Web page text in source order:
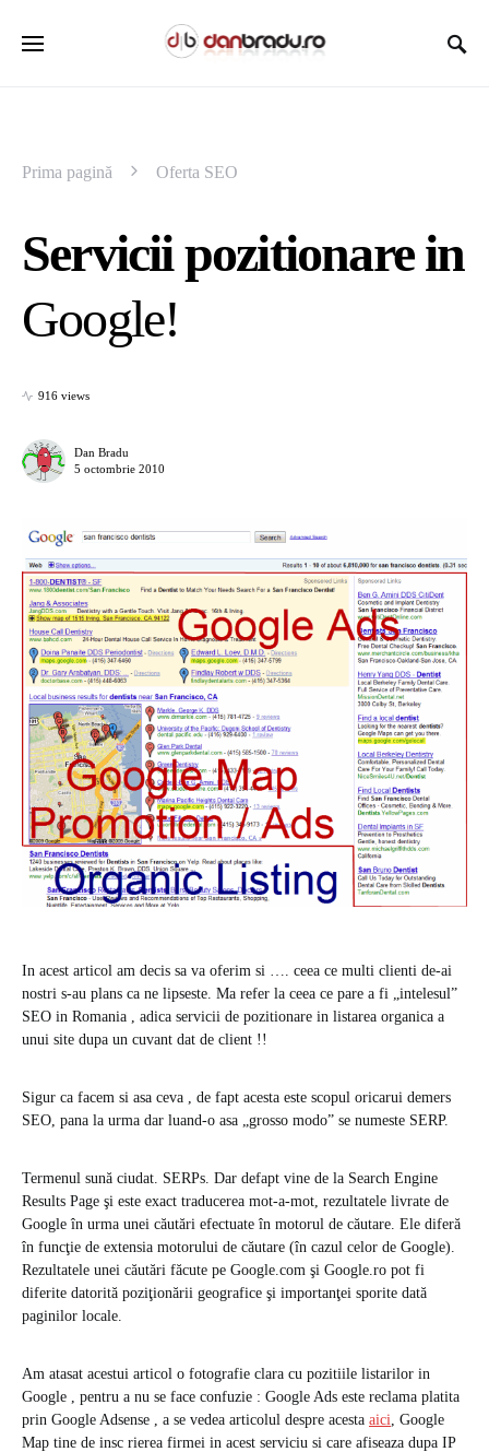
Prima pagină Oferta SEO
Servicii pozitionare in
Google!
916 views
Dan Bradu
5 octombrie 2010
In acest articol am decis sa va oferim si …. ceea ce multi clienti de-ai
nostri s-au plans ca ne lipseste. Ma refer la ceea ce pare a fi „intelesul”
SEO in Romania , adica servicii de pozitionare in listarea organica a
unui site dupa un cuvant dat de client !!
Sigur ca facem si asa ceva , de fapt acesta este scopul oricarui demers
SEO, pana la urma dar luand-o asa „grosso modo” se numeste SERP.
Termenul sună ciudat. SERPs. Dar defapt vine de la Search Engine
Results Page şi este exact traducerea mot-a-mot, rezultatele livrate de
Google în urma unei căutări efectuate în motorul de căutare. Ele diferă
în funcţie de extensia motorului de căutare (în cazul celor de Google).
Rezultatele unei căutări făcute pe Google.com şi Google.ro pot fi
diferite datorită poziţionării geografice şi importanţei sporite dată
paginilor locale.
Am atasat acestui articol o fotografie clara cu pozitiile listarilor in
Google , pentru a nu se face confuzie : Google Ads este reclama platita
prin Google Adsense , a se vedea articolul despre acesta aici , Google
Map tine de insc rierea firmei in acest serviciu si care afiseaza dupa IP